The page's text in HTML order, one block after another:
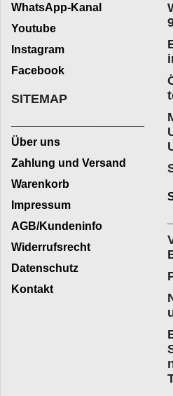
WhatsApp-Kanal
Youtube
Instagram
Facebook
SITEMAP
Über uns
Zahlung und Versand
Warenkorb
Impressum
AGB/Kundeninfo
Widerrufsrecht
Datenschutz
Kontakt